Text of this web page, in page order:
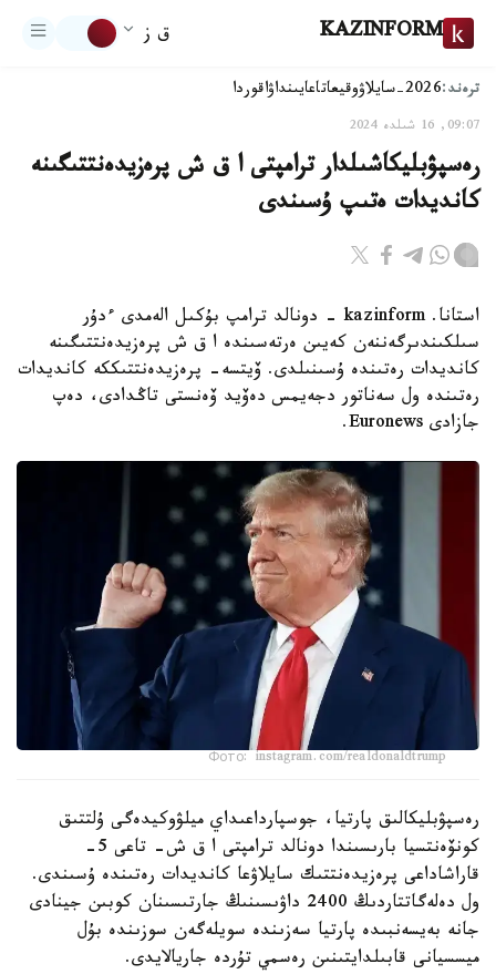
KAZINFORM ق ز
ترەند:2026-سايلاۋ وقيعاتاعايىنداۋاقوردا
09:07, 16 شىلدە 2024
رەسپۋبليكاشىلدار ترامپتى ا ق ش پرەزيدەنتتىگىنە
كانديدات ەتىپ ۇسىندى
استانا. kazinform - دونالد ترامپ بۇكىل الەمدى ءدۇر
سىلكىندىرگەننەن كەيىن ەرتەسىندە ا ق ش پرەزيدەنتتىگىنە
كانديدات رەتىندە ۇسىنىلدى. ۆيتسە- پرەزيدەنتتىككە كانديدات
رەتىندە ول سەناتور دجەيمس دەۆيد ۆەنستى تاڭدادى، دەپ
جازادى Euronews.
Фото: instagram.com/realdonaldtrump
رەسپۋبليكالىق پارتيا، جوسپارداعىداي ميلۋوكيدەگى ۇلتتىق
كونۆەنتسيا بارىسىندا دونالد ترامپتى ا ق ش- تاعى 5-
قاراشاداعى پرەزيدەنتتىك سايلاۋعا كانديدات رەتىندە ۇسىندى.
ول دەلەگاتتاردىڭ 2400 داۋىسىنىڭ جارتىسىنان كوبىن جينادى
جانە بەيسەنبىدە پارتيا سەزىندە سويلەگەن سوزىندە بۇل
ميسسيانى قابىلدايتىنىن رەسمي تۇردە جاريالايدى.